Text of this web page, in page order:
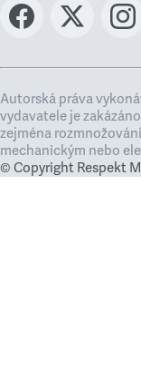
Autorská práva
vydavatele je
zejména
mechanickým nebo
© Copyright Respekt